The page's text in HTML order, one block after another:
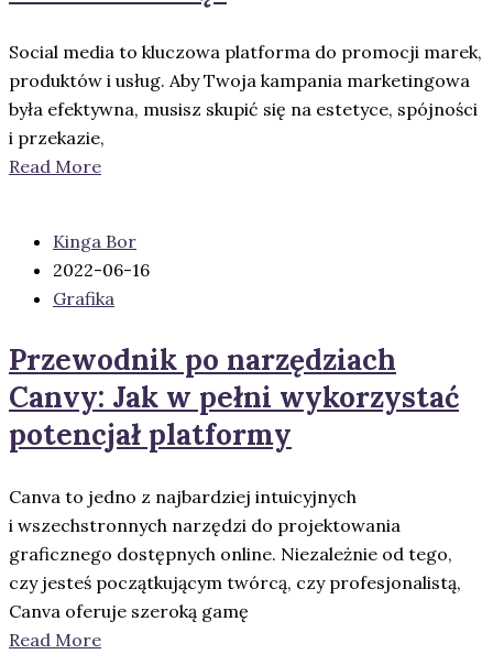
Social media to kluczowa platforma do promocji marek,
produktów i usług. Aby Twoja kampania marketingowa
była efektywna, musisz skupić się na estetyce, spójności
i przekazie,
Read More
Kinga Bor
2022-06-16
Grafika
Przewodnik po narzędziach
Canvy: Jak w pełni wykorzystać
potencjał platformy
Canva to jedno z najbardziej intuicyjnych
i wszechstronnych narzędzi do projektowania
graficznego dostępnych online. Niezależnie od tego,
czy jesteś początkującym twórcą, czy profesjonalistą,
Canva oferuje szeroką gamę
Read More